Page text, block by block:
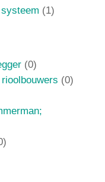
(1)
(0)
(0)
)